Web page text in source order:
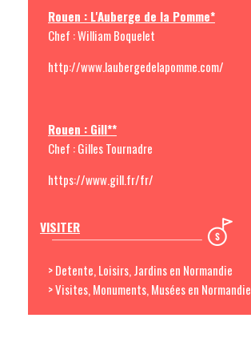
Rouen : L'Auberge de la Pomme*
Chef : William Boquelet
http://www.laubergedelapomme.com/
Rouen : Gill**
Chef : Gilles Tournadre
https://www.gill.fr/fr/
VISITER
> Detente, Loisirs, Jardins en Normandie
> Visites, Monuments, Musées en Normandie